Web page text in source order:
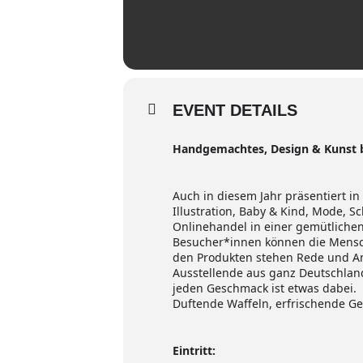
EVENT DETAILS
Handgemachtes, Design &
Auch in diesem Jahr präsentiert
Illustration, Baby & Kind, Mode,
Onlinehandel in einer
Besucher*innen können die
den Produkten stehen Rede und
Ausstellende aus ganz
jeden Geschmack ist etwas dabei.
Duftende Waffeln, erfrischende
Eintritt: